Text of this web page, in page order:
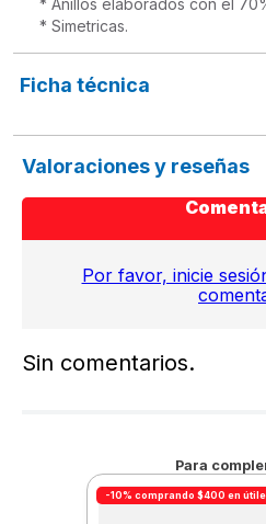
* Anillos elaborados con el
* Simetricas.
Ficha técnica
Valoraciones y reseñas
Por favor, inicie
Sin comentarios.
Para
-10% comprando $400 en